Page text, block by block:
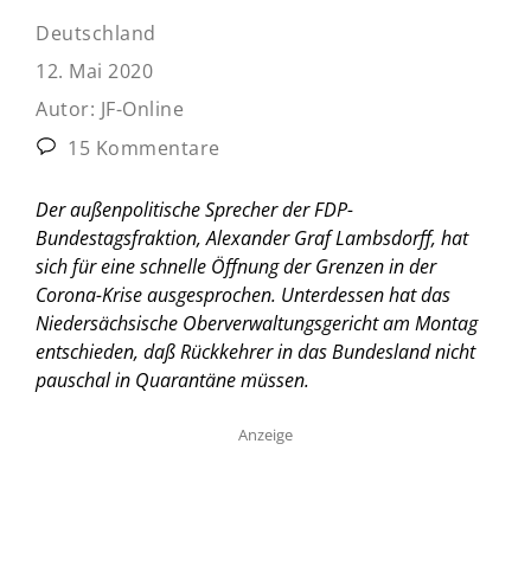
Deutschland
12. Mai 2020
Autor: JF-Online
15 Kommentare
Der außenpolitische Sprecher der FDP-
Bundestagsfraktion, Alexander Graf Lambsdorff, hat
sich für eine schnelle Öffnung der Grenzen in der
Corona-Krise ausgesprochen. Unterdessen hat das
Niedersächsische Oberverwaltungsgericht am Montag
entschieden, daß Rückkehrer in das Bundesland nicht
pauschal in Quarantäne müssen.
Anzeige